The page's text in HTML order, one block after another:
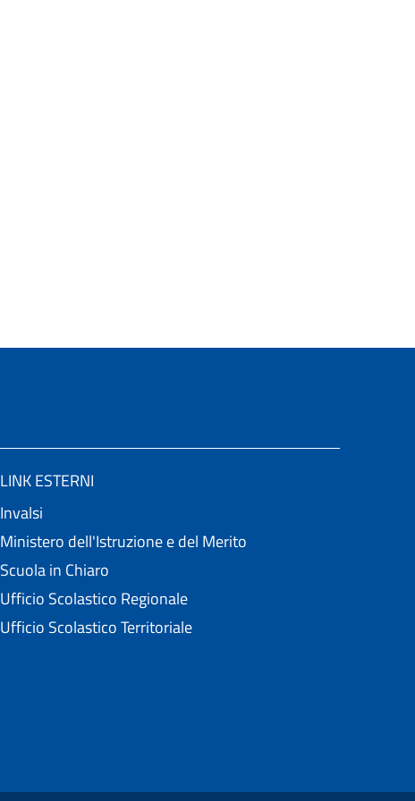
LINK ESTERNI
Invalsi
Ministero dell'Istruzione e del Merito
Scuola in Chiaro
Ufficio Scolastico Regionale
Ufficio Scolastico Territoriale